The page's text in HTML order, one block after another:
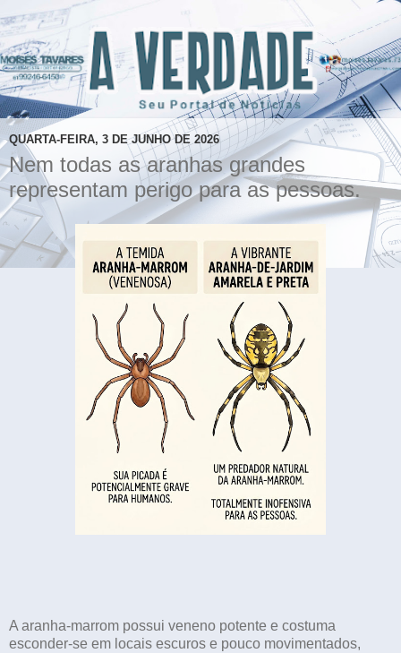
QUARTA-FEIRA, 3 DE JUNHO DE 2026
Nem todas as aranhas grandes
representam perigo para as pessoas.
A aranha-marrom possui veneno potente e costuma
esconder-se em locais escuros e pouco movimentados,